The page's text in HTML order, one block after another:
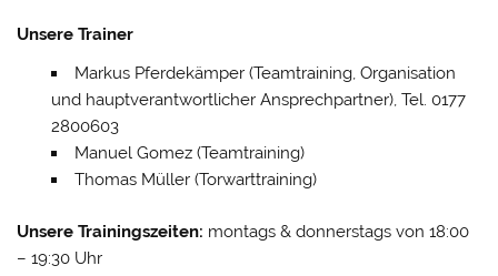
Unsere Trainer
Markus Pferdekämper (Teamtraining, Organisation
und hauptverantwortlicher Ansprechpartner), Tel. 0177
2800603
Manuel Gomez (Teamtraining)
Thomas Müller (Torwarttraining)
Unsere Trainingszeiten: montags & donnerstags von 18:00
– 19:30 Uhr